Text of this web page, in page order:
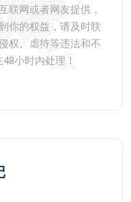
联网或者网友提供，
你的权益，请及时联
权、虐待等违法和不
小时内处理！